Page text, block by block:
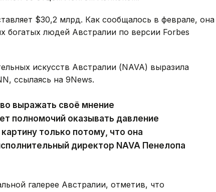
$30,2 млрд. Как сообщалось в феврале, она
богатых людей Австралии по версии Forbes
искусств Австралии (NAVA) выразила
ссылаясь на 9News.
выражать своё мнение
полномочий оказывать давление
только потому, что она
директор NAVA Пенелопа
галерее Австралии, отметив, что